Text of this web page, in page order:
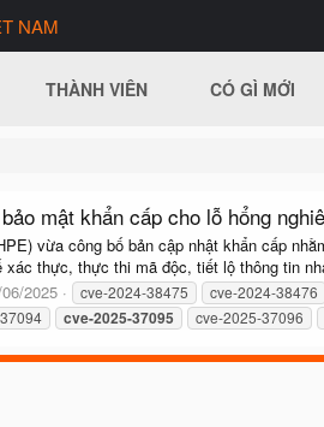
NAM
THÀNH VIÊN CÓ GÌ MỚI
mật khẩn cấp cho lỗ hổng
vừa công bố bản cập nhật khẩn cấp
thực, thực thi mã độc, tiết lộ thông tin
2025 cve-2024-38475 cve-2024-38476
cve-2025-37095 cve-2025-37096